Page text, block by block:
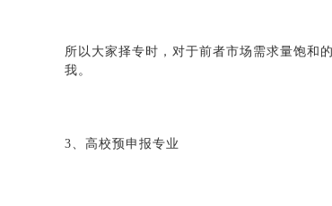
所以大家择专时，对于前者市场需求量饱和
我。
3、高校预申报专业